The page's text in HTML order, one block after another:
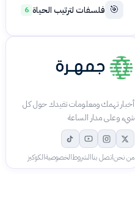
🎯 فلسفات لترتيب الحياة 6
أخبار تهمك ومعلومات تفيدك حول كل
شيء وعلى مدار الساعة
من نحناتصل بناالشروطالخصوصيةالكوكيز